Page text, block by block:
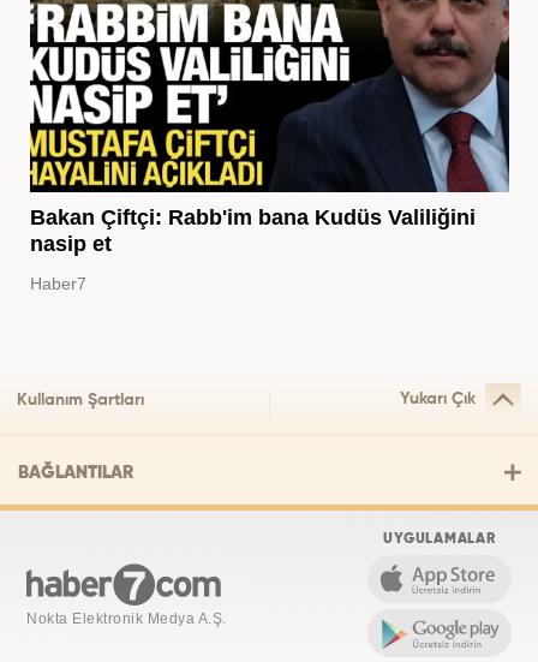
Bakan Çiftçi: Rabb'im bana Kudüs Valiliğini
nasip et
Haber7
Kullanım Şartları Yukarı Çık
BAĞLANTILAR
Nokta Elektronik Medya A.Ş.
UYGULAMALAR